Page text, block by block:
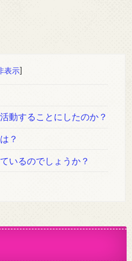
表示]
動することにしたのか？
？
いるのでしょうか？